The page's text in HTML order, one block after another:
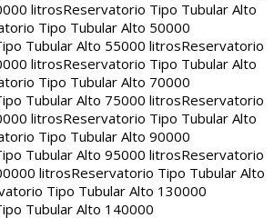
litrosReservatorio Tipo Tubular Alto
Tipo Tubular Alto 50000
Tubular Alto 55000 litrosReservatorio
litrosReservatorio Tipo Tubular Alto
Tipo Tubular Alto 70000
Tubular Alto 75000 litrosReservatorio
litrosReservatorio Tipo Tubular Alto
Tipo Tubular Alto 90000
Tubular Alto 95000 litrosReservatorio
litrosReservatorio Tipo Tubular Alto
Tipo Tubular Alto 130000
Tubular Alto 140000